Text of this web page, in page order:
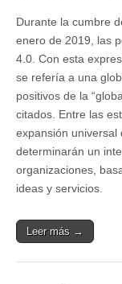
Durante la cumbre
enero de 2019, las
4.0. Con esta
se refería a una
positivos de la
citados. Entre las
expansión universal
determinarán un
organizaciones,
ideas y servicios.
Leer más →